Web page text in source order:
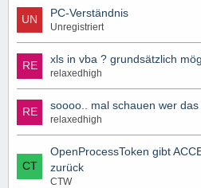
PC-Verständnis
Unregistriert
xls in vba ? grundsätzlich
relaxedhigh
soooo.. mal schauen wer
relaxedhigh
OpenProcessToken gibt
zurück
CTW